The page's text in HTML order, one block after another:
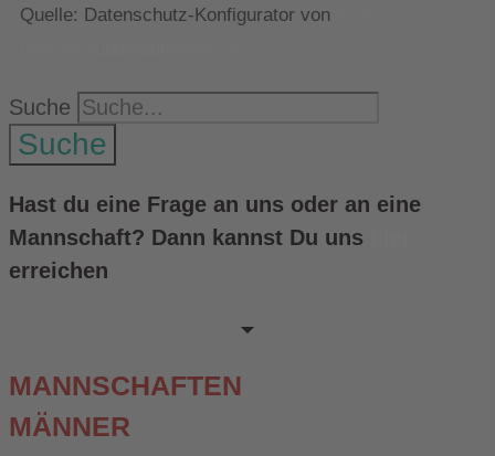
Quelle: Datenschutz-Konfigurator von
Suche
Suche
Hast du eine Frage an uns oder an eine
Mannschaft? Dann kannst Du uns
erreichen
MANNSCHAFTEN
MÄNNER